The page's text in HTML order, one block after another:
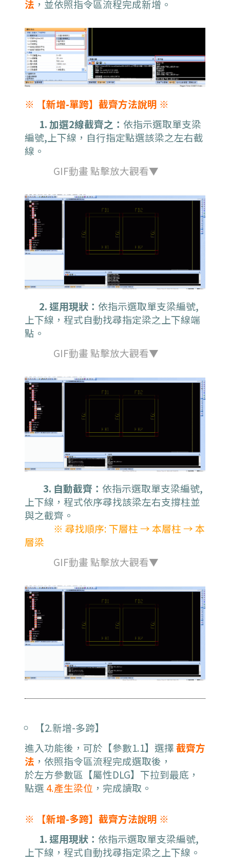
法 ，並依照指令區流程完成新增。
※ 【新增-單跨】截齊方法說明 ※
1. 加選2線截齊之： 依指示選取單支梁
編號,上下線，自行指定點選該梁之左右截
線。
GIF動畫 點擊放大觀看▼
2. 逕用現狀： 依指示選取單支梁編號,
上下線，程式自動找尋指定梁之上下線端
點。
GIF動畫 點擊放大觀看▼
3. 自動截齊： 依指示選取單支梁編號,
上下線，程式依序尋找該梁左右支撐柱並
與之截齊。
※ 尋找順序: 下層柱 → 本層柱 → 本
層梁
GIF動畫 點擊放大觀看▼
【2.新增-多跨】
進入功能後，可於【參數1.1】選擇截齊方
法 ，依照指令區流程完成選取後，
於左方參數區【屬性DLG】下拉到最底，
點選 4.產生梁位 ，完成讀取。
※ 【新增-多跨】截齊方法說明 ※
1. 逕用現狀： 依指示選取單支梁編號,
上下線，程式自動找尋指定梁之上下線。